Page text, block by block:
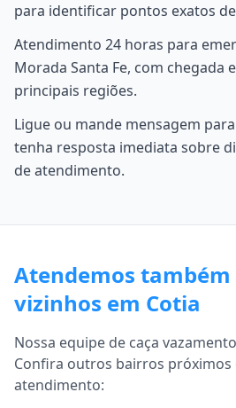
para identificar pontos exatos
Atendimento 24 horas para
Morada Santa Fe, com chegada
principais regiões.
Ligue ou mande mensagem
tenha resposta imediata sobre
de atendimento.
Atendemos
vizinhos em Cotia
Nossa equipe de caça
Confira outros bairros próximos
atendimento: